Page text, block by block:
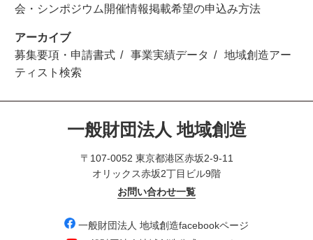
会・シンポジウム開催情報掲載希望の申込み方法
アーカイブ
募集要項・申請書式
事業実績データ
地域創造アー
ティスト検索
一般財団法人 地域創造
〒107-0052 東京都港区赤坂2-9-11
オリックス赤坂2丁目ビル9階
お問い合わせ一覧
一般財団法人 地域創造facebookページ